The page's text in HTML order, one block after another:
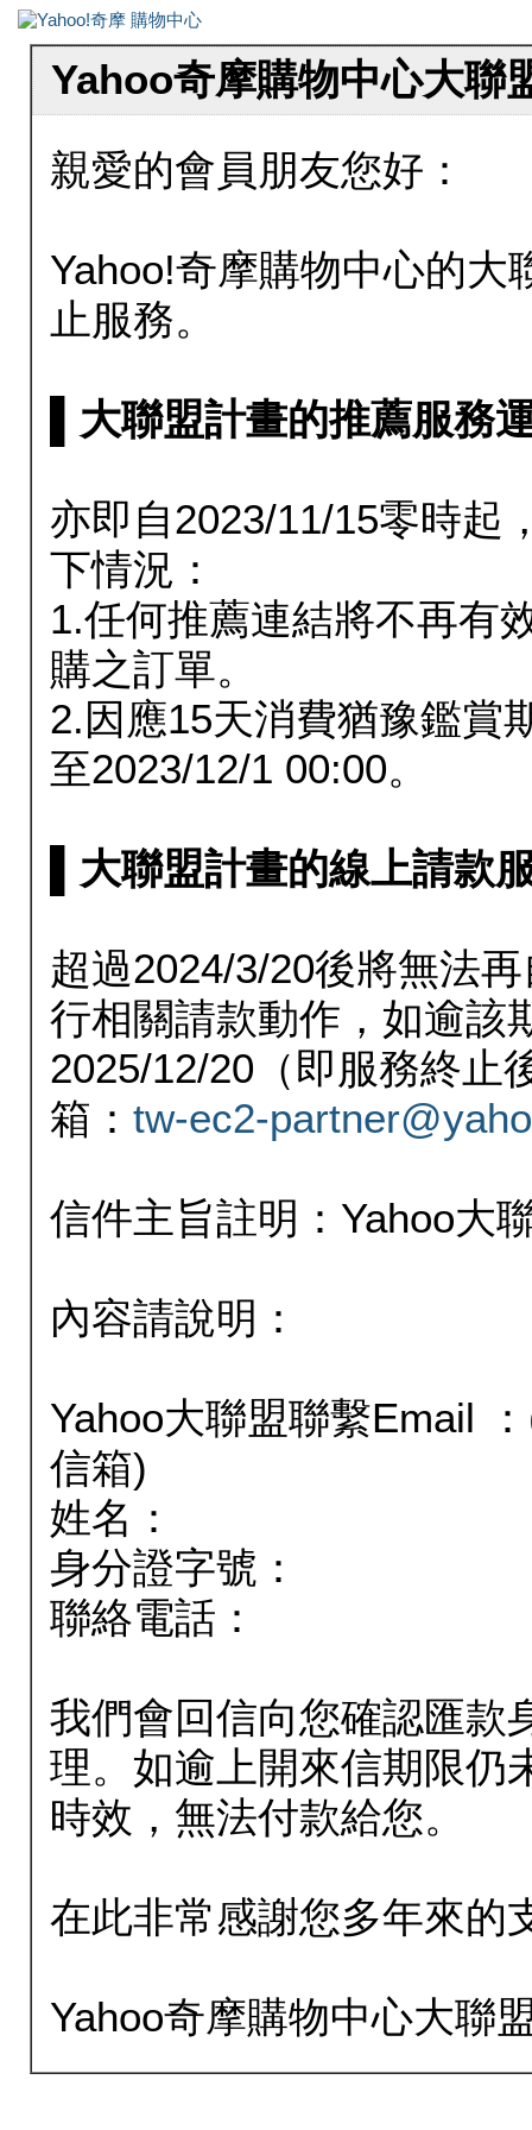
Yahoo奇摩購物中心大聯
親愛的會員朋友您好：
Yahoo!奇摩購物中心的大
止服務。
▌大聯盟計畫的推薦服務
亦即自2023/11/15零時起
下情況：
1.任何推薦連結將不再有
購之訂單。
2.因應15天消費猶豫鑑賞
至2023/12/1 00:00。
▌大聯盟計畫的線上請款
超過2024/3/20後將無法
行相關請款動作，如逾該
2025/12/20（即服務終止
箱： tw-ec2-
信件主旨註明：Yahoo大
內容請說明：
Yahoo大聯盟聯繫Email
信箱)
姓名：
身分證字號：
聯絡電話：
我們會回信向您確認匯款
理。如逾上開來信期限仍
時效，無法付款給您。
在此非常感謝您多年來的
Yahoo奇摩購物中心大